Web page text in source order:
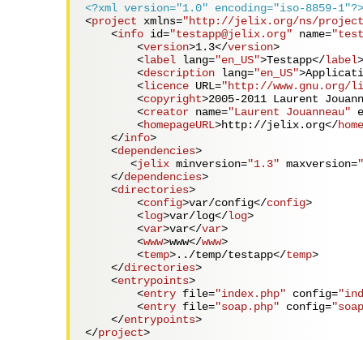
<?xml version="1.0" encoding="iso-8859-1"?>
<project xmlns="http://jelix.org/ns/
<info id="testapp@jelix.org" name=
<version>1.3</version>
<label lang="en_US">Testapp</label>
<description lang="en_US">
<licence URL="http://www.gnu.org/
<copyright>2005-2011 Laurent
<creator name="Laurent Jouanneau"
<homepageURL>http://jelix.org</
</info>
<dependencies>
<jelix minversion="1.3" maxversion=
</dependencies>
<directories>
<config>var/config</config>
<log>var/log</log>
<var>var</var>
<www>www</www>
<temp>../temp/testapp</temp>
</directories>
<entrypoints>
<entry file="index.php" config=
<entry file="soap.php" config=
</entrypoints>
</project>